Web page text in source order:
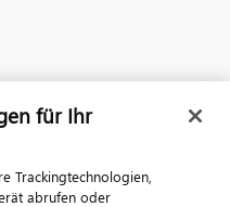
uns
für Ihr
Trackingtechnologien,
abrufen oder